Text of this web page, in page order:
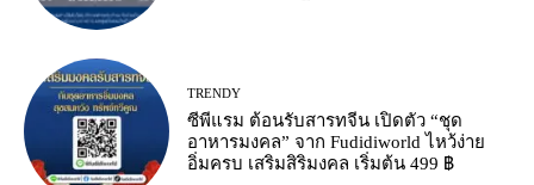
TRENDY
ซีพีแรม ต้อนรับสารทจีน เปิดตัว “ชุด
อาหารมงคล” จาก Fudidiworld ไหว้ง่าย
อิ่มครบ เสริมสิริมงคล เริ่มต้น 499 ฿